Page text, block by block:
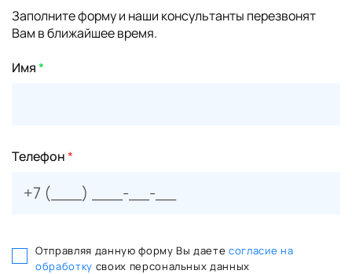
Заполните форму и наши консультанты перезвонят
Вам в ближайшее время.
Имя*
Телефон*
Отправляя данную форму Вы даете согласие на
обработку своих персональных данных